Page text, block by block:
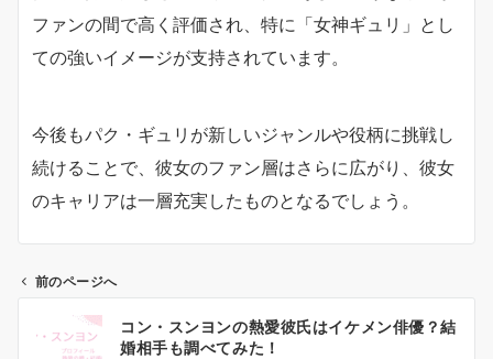
ファンの間で高く評価され、特に「女神ギュリ」とし
ての強いイメージが支持されています。
今後もパク・ギュリが新しいジャンルや役柄に挑戦し
続けることで、彼女のファン層はさらに広がり、彼女
のキャリアは一層充実したものとなるでしょう。
前のページへ
コン・スンヨンの熱愛彼氏はイケメン俳優？結
婚相手も調べてみた！